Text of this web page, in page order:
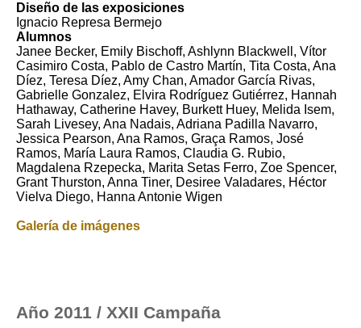
Diseño de las exposiciones
Ignacio Represa Bermejo
Alumnos
Janee Becker, Emily Bischoff, Ashlynn Blackwell, Vítor
Casimiro Costa, Pablo de Castro Martín, Tita Costa, Ana
Díez, Teresa Díez, Amy Chan, Amador García Rivas,
Gabrielle Gonzalez, Elvira Rodríguez Gutiérrez, Hannah
Hathaway, Catherine Havey, Burkett Huey, Melida Isem,
Sarah Livesey, Ana Nadais, Adriana Padilla Navarro,
Jessica Pearson, Ana Ramos, Graça Ramos, José
Ramos, María Laura Ramos, Claudia G. Rubio,
Magdalena Rzepecka, Marita Setas Ferro, Zoe Spencer,
Grant Thurston, Anna Tiner, Desiree Valadares, Héctor
Vielva Diego, Hanna Antonie Wigen
Galería de imágenes
Año 2011 / XXII Campaña